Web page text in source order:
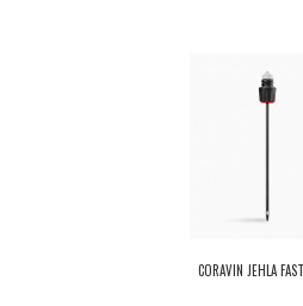
CORAVIN JEHLA